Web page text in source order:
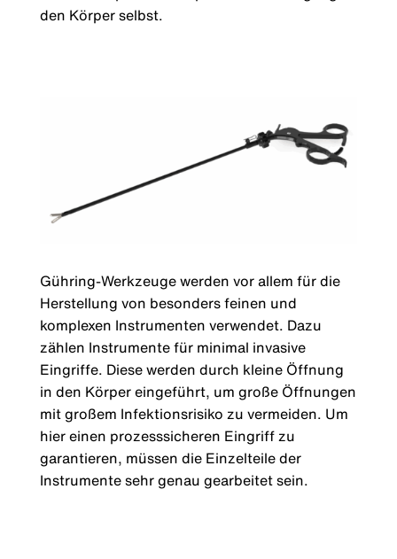
den Körper selbst.
Gühring-Werkzeuge werden vor allem für die
Herstellung von besonders feinen und
komplexen Instrumenten verwendet. Dazu
zählen Instrumente für minimal invasive
Eingriffe. Diese werden durch kleine Öffnung
in den Körper eingeführt, um große Öffnungen
mit großem Infektionsrisiko zu vermeiden. Um
hier einen prozesssicheren Eingriff zu
garantieren, müssen die Einzelteile der
Instrumente sehr genau gearbeitet sein.